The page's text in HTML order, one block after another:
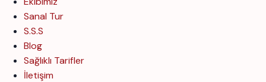
Sanal Tur
S.S.S
Blog
Sağlıklı Tarifler
İletişim